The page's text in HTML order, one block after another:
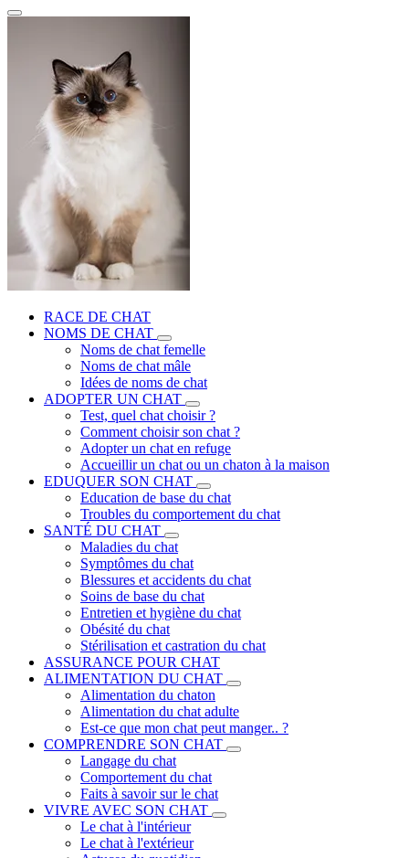
RACE DE CHAT
NOMS DE CHAT
Noms de chat femelle
Noms de chat mâle
Idées de noms de chat
ADOPTER UN CHAT
Test, quel chat choisir ?
Comment choisir son chat ?
Adopter un chat en refuge
Accueillir un chat ou un chaton à la maison
EDUQUER SON CHAT
Education de base du chat
Troubles du comportement du chat
SANTÉ DU CHAT
Maladies du chat
Symptômes du chat
Blessures et accidents du chat
Soins de base du chat
Entretien et hygiène du chat
Obésité du chat
Stérilisation et castration du chat
ASSURANCE POUR CHAT
ALIMENTATION DU CHAT
Alimentation du chaton
Alimentation du chat adulte
Est-ce que mon chat peut manger.. ?
COMPRENDRE SON CHAT
Langage du chat
Comportement du chat
Faits à savoir sur le chat
VIVRE AVEC SON CHAT
Le chat à l'intérieur
Le chat à l'extérieur